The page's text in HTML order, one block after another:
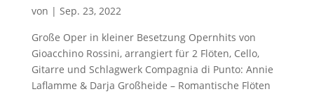
von | Sep. 23, 2022
Große Oper in kleiner Besetzung Opernhits von
Gioacchino Rossini, arrangiert für 2 Flöten, Cello,
Gitarre und Schlagwerk Compagnia di Punto: Annie
Laflamme & Darja Großheide – Romantische Flöten